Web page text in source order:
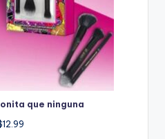
que ninguna
12.99